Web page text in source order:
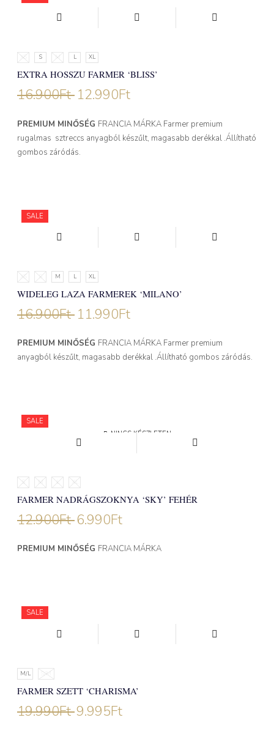
XS S M L XL
EXTRA HOSSZU FARMER ‘BLISS’
16.900Ft 12.990Ft
PREMIUM MINŐSÉG FRANCIA MÁRKA Farmer premium
rugalmas sztreccs anyagból készűlt, magasabb derékkal .Állítható
gombos záródás.
SALE
XS S M L XL
WIDELEG LAZA FARMEREK ‘MILANO’
16.900Ft 11.990Ft
PREMIUM MINŐSÉG FRANCIA MÁRKA Farmer premium
anyagból készűlt, magasabb derékkal .Állítható gombos záródás.
NINCS KÉSZLETEN
SALE
S M L XL
FARMER NADRÁGSZOKNYA ‘SKY’ FEHÉR
12.900Ft 6.990Ft
PREMIUM MINŐSÉG FRANCIA MÁRKA
SALE
M/L S/M
FARMER SZETT ‘CHARISMA’
19.990Ft 9.995Ft